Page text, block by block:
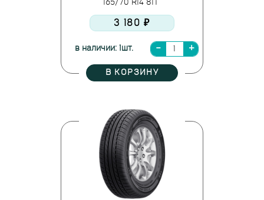
165/70 R14 81T
3 180 ₽
в наличии: 1шт.
В КОРЗИНУ